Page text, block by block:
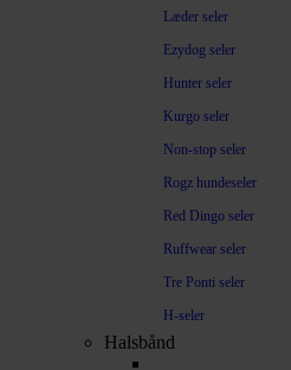
Læder seler
Ezydog seler
Hunter seler
Kurgo seler
Non-stop seler
Rogz hundeseler
Red Dingo seler
Ruffwear seler
Tre Ponti seler
H-seler
Halsbånd